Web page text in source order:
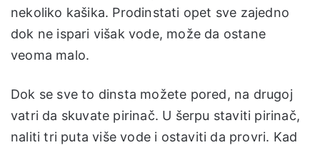
nekoliko kašika. Prodinstati opet sve zajedno
dok ne ispari višak vode, može da ostane
veoma malo.
Dok se sve to dinsta možete pored, na drugoj
vatri da skuvate pirinač. U šerpu staviti pirinač,
naliti tri puta više vode i ostaviti da provri. Kad